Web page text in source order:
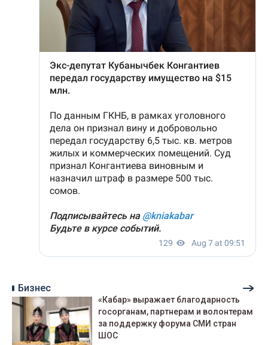
Бизнес
«Кабар» выражает благодарность
госорганам, партнерам и волонтерам
за поддержку форума СМИ стран
ШОС